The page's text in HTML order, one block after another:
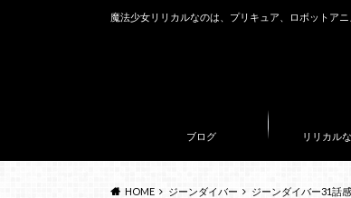
魔法少女リリカルなのは、プリキュア、ロボットア
ブログ リリカル
HOME ジーンダイバー ジーンダイバー31話